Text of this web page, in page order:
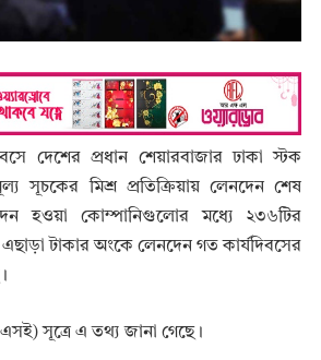
দেশের প্রধান শেয়ারবাজার ঢাকা স্টক
সূচকের মিশ্র প্রতিক্রিয়ায় লেনদেন শেষ
হওয়া কোম্পানিগুলোর মধ্যে ২৩৬টির
টাকার অংকে লেনদেন গত কার্যদিবসের
সূত্রে এ তথ্য জানা গেছে।